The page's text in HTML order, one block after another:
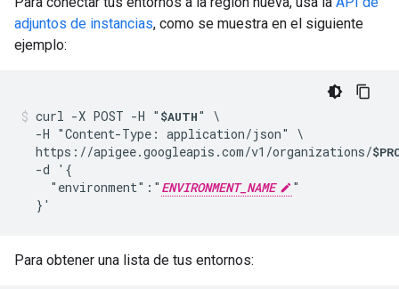
adjuntos de instancias, como se muestra en el siguiente
ejemplo:
curl -X POST -H " $AUTH" \
  -H "Content-Type: application/json" \
  https://apigee.googleapis.com/v1/organizations/
  -d '{
    "environment":"
ENVIRONMENT_NAME
"
  }'
Para obtener una lista de tus entornos: